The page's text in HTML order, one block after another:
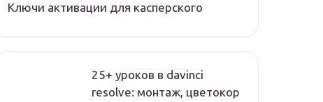
Ключи активации для касперского
25+ уроков в davinci
resolve: монтаж, цветокор